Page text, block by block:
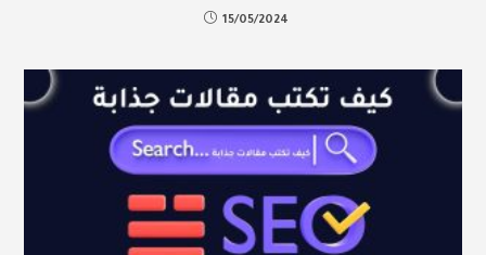
15/05/2024